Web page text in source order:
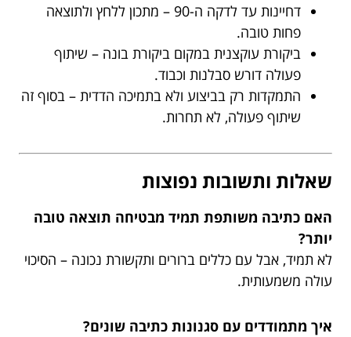
דחיינות עד לדקה ה-90 – מתכון ללחץ ולתוצאה
פחות טובה.
ביקורת עוקצנית במקום ביקורת בונה – שיתוף
פעולה דורש סבלנות וכבוד.
התמקדות רק בביצוע ולא בתמיכה הדדית – בסוף זה
שיתוף פעולה, לא תחרות.
שאלות ותשובות נפוצות
האם כתיבה משותפת תמיד מבטיחה תוצאה טובה
יותר?
לא תמיד, אבל עם כללים ברורים ותקשורת נכונה – הסיכוי
עולה משמעותית.
איך מתמודדים עם סגנונות כתיבה שונים?